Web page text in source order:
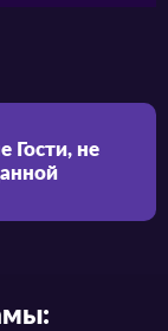
Гости, не